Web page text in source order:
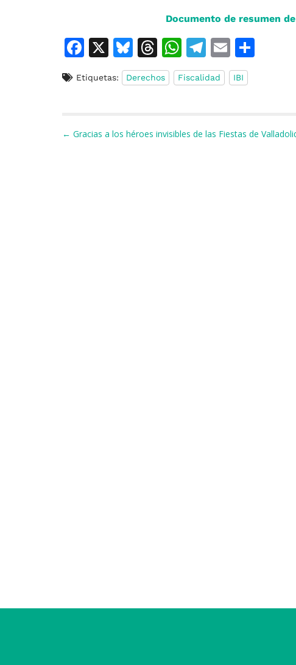
Documento de resumen
F
c
b
o
X
Bl
u
e
k
y
T
h
re
d
s
W
h
at
p
T
el
e
a
m
E
m
ai
ar
ti
Etiquetas: Derechos Fiscalidad IBI
Navegación de entradas
← Gracias a los héroes invisibles de las Fiestas de